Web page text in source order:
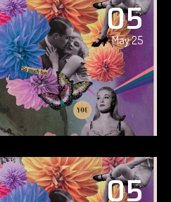
05
May 25
05